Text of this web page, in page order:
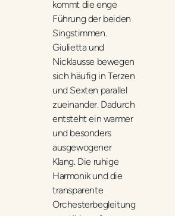
kommt die enge
Führung der beiden
Singstimmen.
Giulietta und
Nicklausse bewegen
sich häufig in Terzen
und Sexten parallel
zueinander. Dadurch
entsteht ein warmer
und besonders
ausgewogener
Klang. Die ruhige
Harmonik und die
transparente
Orchesterbegleitung